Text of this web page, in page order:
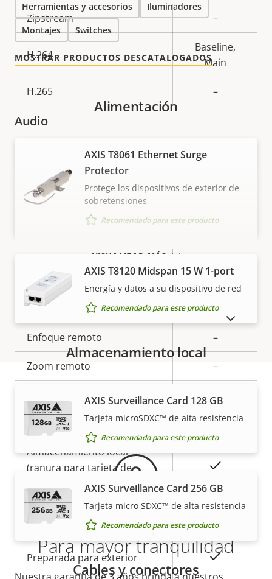
Descripción
de
propiedad
Valor de
la
Zipstream –
H.264
Baseline,
Main
H.265 –
Audio
propiedad
Valor de
la
propiedad
Compatibilidad de audio
Seguridad
propiedad
General
Descripción
de
propiedad
la
propiedad
Enfoque remoto –
Zoom remoto –
Infrarrojos integrados –
OptimizedIR –
Almacenamiento local
(ranura para tarjeta de
Temperatura de
funcionamiento
-30 to 50 °C
Preparada para exterior Sí
Herramientas y accesorios Iluminadores
Montajes Switches
MOSTRAR PRODUCTOS DESCATALOGADOS
VISUALIZAR MÁS
Alimentación
AXIS T8061 Ethernet Surge
Protector
Protege los dispositivos de exterior de
sobretensiones
Recomendado para este producto
AXIS T8120 Midspan 15 W 1-port
Energía y datos a su dispositivo de red
Recomendado para este producto
Almacenamiento local
AXIS Surveillance Card 128 GB
Tarjeta microSDXC™ de alta resistencia
Recomendado para este producto
AXIS Surveillance Card 256 GB
Tarjeta micro SDXC™ de alta resistencia
Recomendado para este producto
Cables y conectores
Garantía
Para mayor tranquilidad